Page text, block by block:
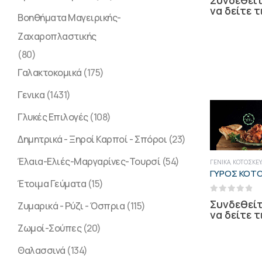
να δείτε
ΓΕΝΙΚΑ,
out of 5
να δείτε
Βοηθήματα Μαγειρικής-
Ζαχαροπλαστικής
(80)
Γαλακτοκομικά (175)
Γενικα (1431)
Γλυκές Επιλογές(108)
Δημητρικά - Ξηροί Καρποί - Σπόροι (23)
Έλαια-Ελιές-Μαργαρίνες-Τουρσί (54)
Έτοιμα Γεύματα (15)
Ζυμαρικά - Ρύζι - Όσπρια (115)
Ζωμοί-Σούπες (20)
Θαλασσινά (134)